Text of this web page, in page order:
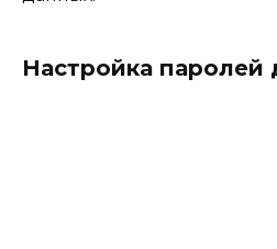
Настройка паролей